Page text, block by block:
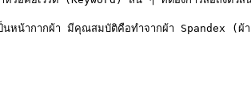
ากากผ้า มีคุณสมบัติคือทำจากผ้า Spandex (ผ้า